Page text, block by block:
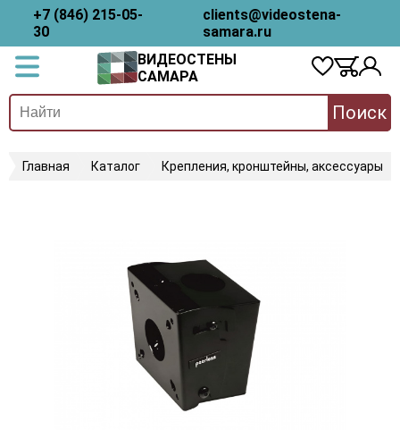
+7 (846) 215-05-
30
clients@videostena-
samara.ru
ВИДЕОСТЕНЫ
САМАРА
Поиск
Главная Каталог Крепления, кронштейны, аксессуары